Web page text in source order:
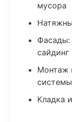
мусора
Фасады:
сайдинг
Монтаж
системы
Кладка